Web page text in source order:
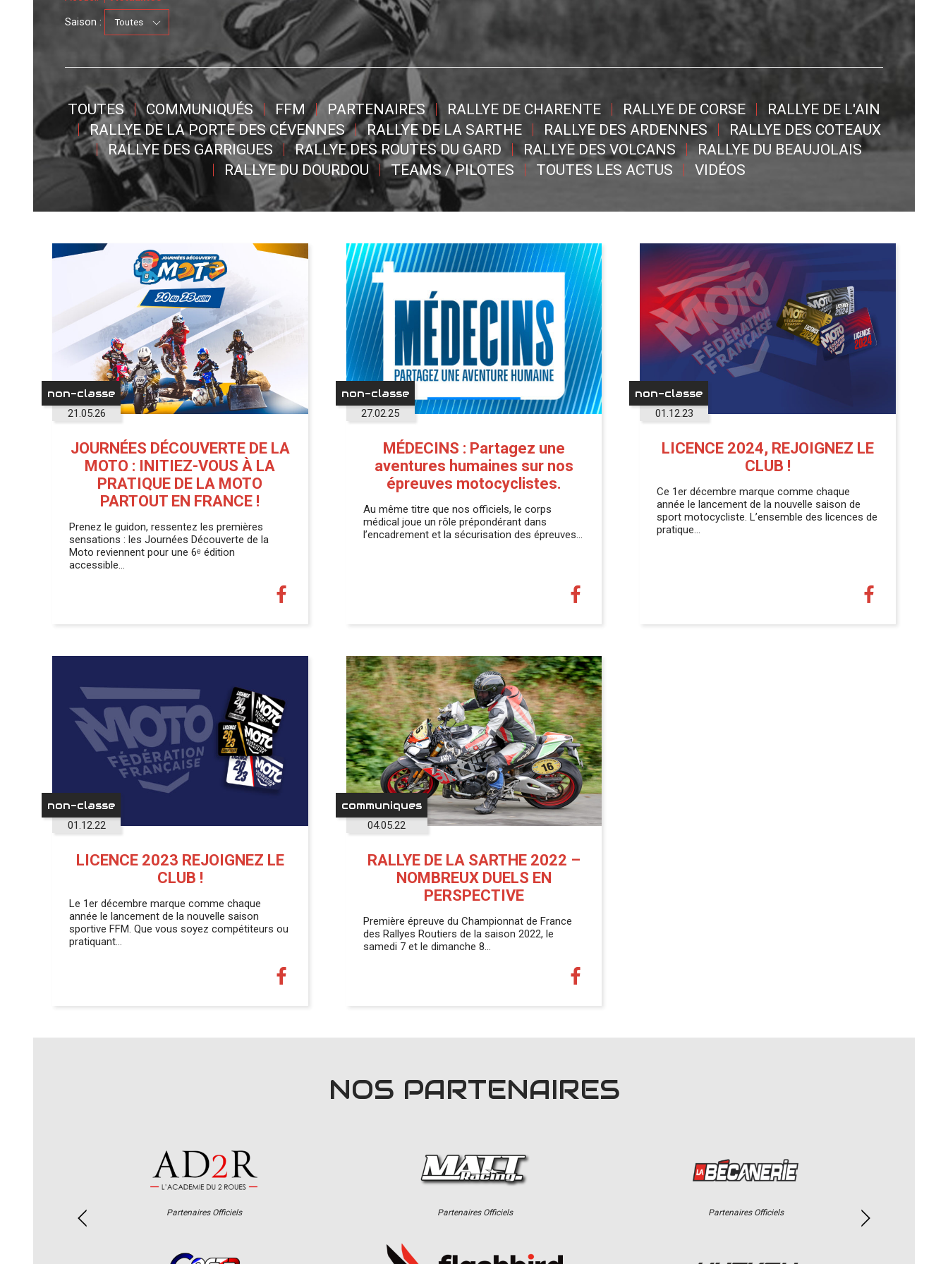
Saison :
TOUTES COMMUNIQUÉS FFM PARTENAIRES RALLYE DE CHARENTE RALLYE DE CORSE
RALLYE DE L'AIN
RALLYE DE LA PORTE DES CÉVENNES
RALLYE DE LA SARTHE RALLYE DES ARDENNES
RALLYE DES COTEAUX
RALLYE DES GARRIGUES
RALLYE DES ROUTES DU GARD RALLYE DES VOLCANS
RALLYE DU BEAUJOLAIS
RALLYE DU DOURDOU
TEAMS / PILOTES TOUTES LES ACTUS VIDÉOS
non-classe
21.05.26
JOURNÉES DÉCOUVERTE DE LA
MOTO : INITIEZ-VOUS À LA
PRATIQUE DE LA MOTO
PARTOUT EN FRANCE !
Prenez le guidon, ressentez les premières
sensations : les Journées Découverte de la
Moto reviennent pour une 6ᵉ édition
accessible…
non-classe
27.02.25
MÉDECINS : Partagez une
aventures humaines sur nos
épreuves motocyclistes.
Au même titre que nos officiels, le corps
médical joue un rôle prépondérant dans
l’encadrement et la sécurisation des épreuves…
non-classe
01.12.23
LICENCE 2024, REJOIGNEZ LE
CLUB !
Ce 1er décembre marque comme chaque
année le lancement de la nouvelle saison de
sport motocycliste. L’ensemble des licences de
pratique…
non-classe
01.12.22
LICENCE 2023 REJOIGNEZ LE
CLUB !
Le 1er décembre marque comme chaque
année le lancement de la nouvelle saison
sportive FFM. Que vous soyez compétiteurs ou
pratiquant…
communiques
04.05.22
RALLYE DE LA SARTHE 2022 –
NOMBREUX DUELS EN
PERSPECTIVE
Première épreuve du Championnat de France
des Rallyes Routiers de la saison 2022, le
samedi 7 et le dimanche 8…
NOS PARTENAIRES
Partenaires Officiels Partenaires Officiels Partenaires Officiels